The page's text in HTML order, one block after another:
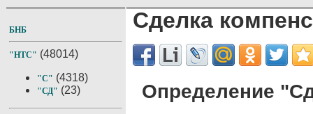
БНБ
"НТС" (48014)
"С" (4318)
"СД" (23)
Сделка
Определение